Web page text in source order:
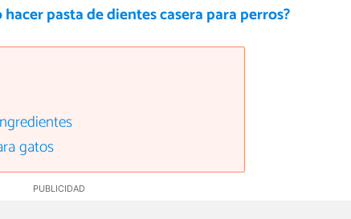
hacer pasta de dientes casera para perros?
gatos